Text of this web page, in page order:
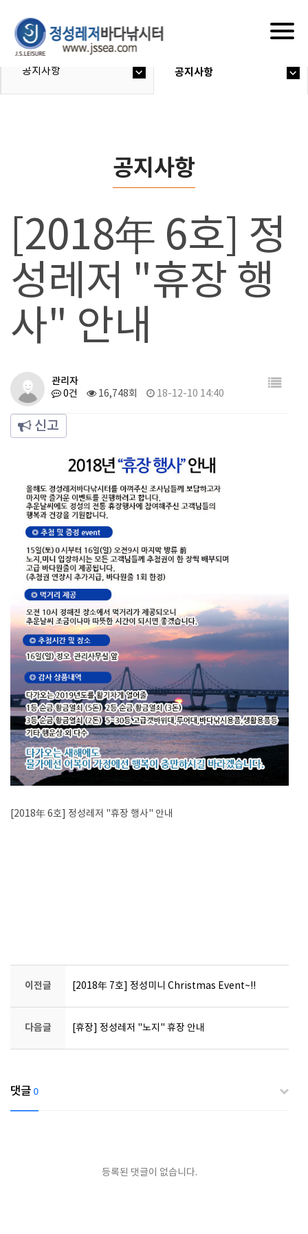
공지사항 공지사항
공지사항
[2018年 6호] 정
성레저 "휴장 행
사" 안내
관리자
0건 16,748회 18-12-10 14:40
신고
[2018年 6호] 정성레저 "휴장 행사" 안내
이전글 [2018年 7호] 정성미니 Christmas Event~!!
다음글 [휴장] 정성레저 "노지" 휴장 안내
댓글 0
등록된 댓글이 없습니다.